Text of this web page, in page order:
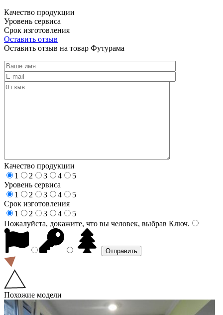
Качество продукции
Уровень сервиса
Срок изготовления
Оставить отзыв
Оставить отзыв на товар Футурама
Качество продукции
1
2 3 4
5
Уровень сервиса
1
2 3 4
5
Срок изготовления
1
2 3 4
5
Пожалуйста, докажите, что вы человек, выбрав Ключ.
Похожие модели